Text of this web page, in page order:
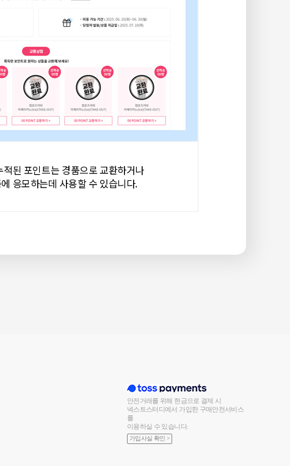
적된 포인트는 경품으로 교환하거나
응모하는데 사용할 수 있습니다.
안전거래를 위해 현금으로 결제 시
넥스트스터디에서 가입한 구매안전서비스
를
이용하실 수 있습니다.
가입사실 확인 >